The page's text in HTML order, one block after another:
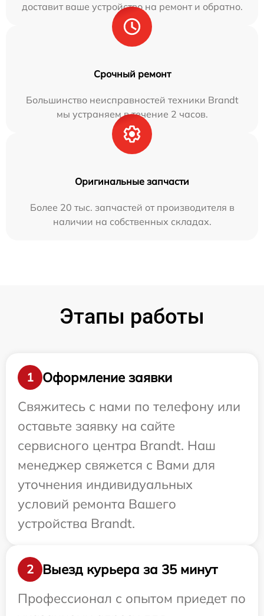
доставит ваше устройство на ремонт и обратно.
Срочный ремонт
Большинство неисправностей техники Brandt
мы устраняем в течение 2 часов.
Оригинальные запчасти
Более 20 тыс. запчастей от производителя в
наличии на собственных складах.
Этапы работы
1
Оформление заявки
Свяжитесь с нами по телефону или
оставьте заявку на сайте
сервисного центра Brandt. Наш
менеджер свяжется с Вами для
уточнения индивидуальных
условий ремонта Вашего
устройства Brandt.
2
Выезд курьера за 35 минут
Профессионал с опытом приедет по